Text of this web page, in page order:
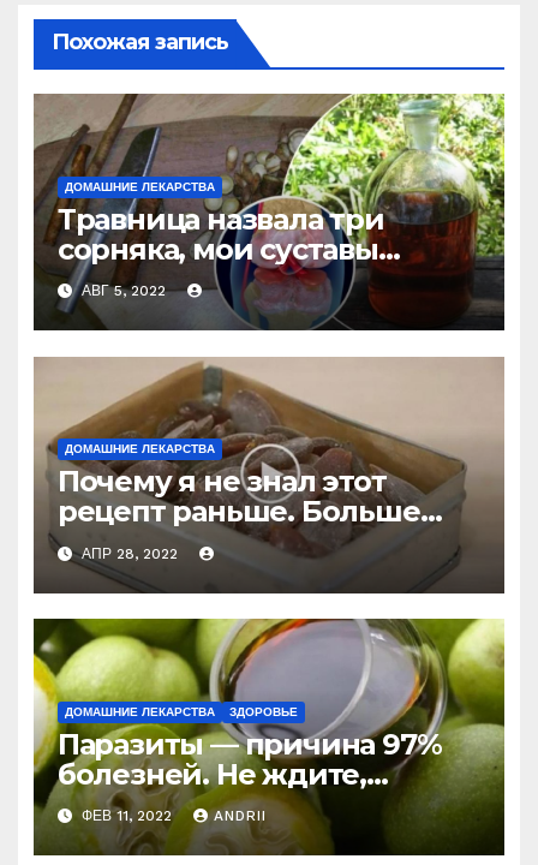
Похожая запись
ДОМАШНИЕ ЛЕКАРСТВА
Травница назвала три
сорняка, мои суставы
больше не болят
АВГ 5, 2022
ДОМАШНИЕ ЛЕКАРСТВА
Почему я не знал этот
рецепт раньше. Больше
никогда не буду покупать
лекарство от кашля!
АПР 28, 2022
ДОМАШНИЕ ЛЕКАРСТВА ЗДОРОВЬЕ
Паразиты — причина 97%
болезней. Не ждите,
боритесь с ними уже
сейчас (Рецепт)
ФЕВ 11, 2022 ANDRII